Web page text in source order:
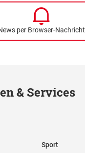
per Browser-Nachricht
& Services
Sport